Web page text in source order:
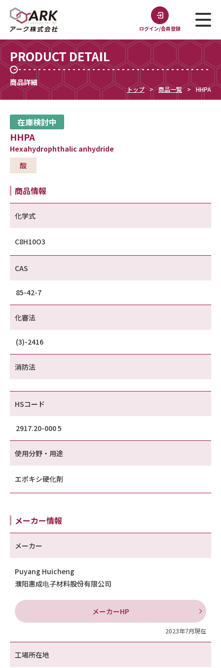
ログイン/会員登録
PRODUCT DETAIL
商品詳細
トップ 商品一覧 HHPA
在庫検討中
HHPA
Hexahydrophthalic anhydride
酸
商品情報
化学式
C8H10O3
CAS
85-42-7
化審法
(3)-2416
消防法
HSコード
2917.20-000 5
使用分野・用途
エポキシ硬化剤
メーカー情報
メーカー
Puyang Huicheng
濮阳惠成电子材料股份有限公司
メーカーHP
2023年7月現在
工場所在地